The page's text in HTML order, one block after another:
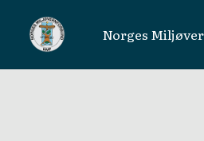
MAIN NAVIGATION
Norges